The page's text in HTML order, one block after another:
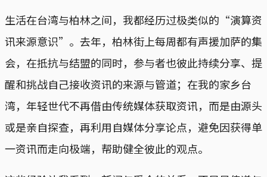
生活在台湾与柏林之间，我都经历过极类似的“演算资
讯来源意识”。去年，柏林街上每周都有声援加萨的集
会，在抵抗与结盟的同时，参与者也彼此持续分享、提
醒和挑战自己接收资讯的来源与管道；在我的家乡台
湾，年轻世代不再借由传统媒体获取资讯，而是由源头
或是亲自探查，再利用自媒体分享论点，避免因获得单
一资讯而走向极端，帮助健全彼此的观点。